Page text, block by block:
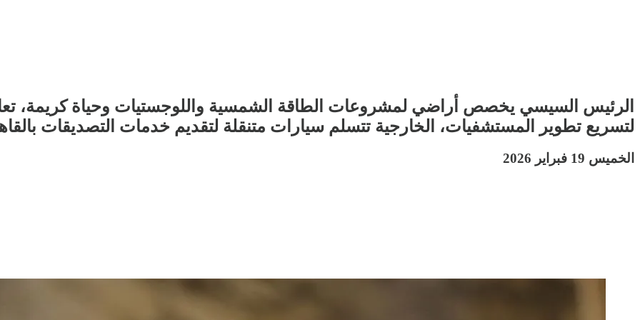
الرئيس السيسي يخصص أراضي لمشروعات الطاقة الشمسية واللوجستيات وحياة كريمة،
لتسريع تطوير المستشفيات، الخارجية تتسلم سيارات متنقلة لتقديم خدمات التصديقات
الخميس 19 فبراير 2026